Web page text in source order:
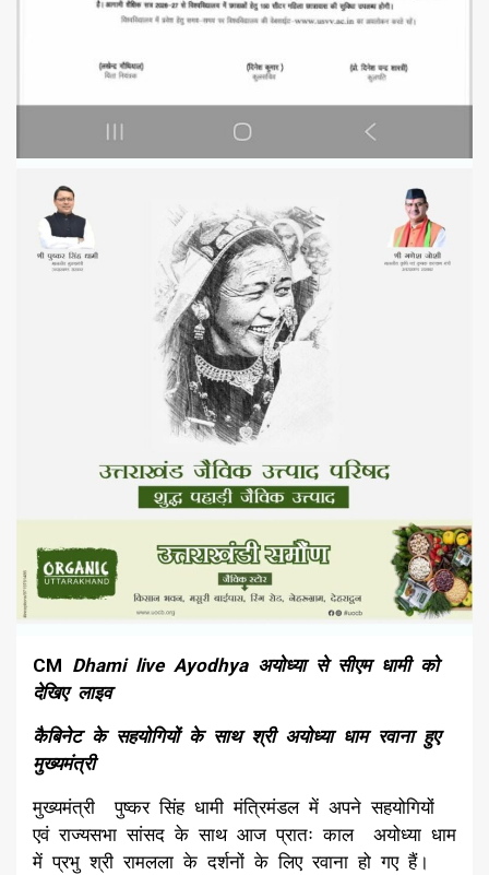
CM Dhami live Ayodhya अयोध्या से सीएम धामी को
देखिए लाइव
कैबिनेट के सहयोगियों के साथ श्री अयोध्या धाम रवाना हुए
मुख्यमंत्री
मुख्यमंत्री पुष्कर सिंह धामी मंत्रिमंडल में अपने सहयोगियों
एवं राज्यसभा सांसद के साथ आज प्रातः काल अयोध्या धाम
में प्रभु श्री रामलला के दर्शनों के लिए रवाना हो गए हैं।